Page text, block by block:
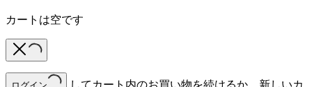
カートは空です
してカート内のお買い物を続けるか、新しいカ